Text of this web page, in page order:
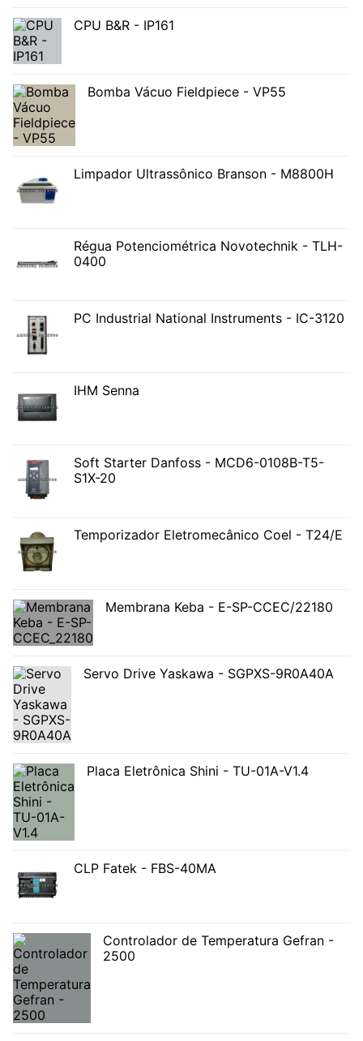
CPU B&R - IP161
Bomba Vácuo Fieldpiece - VP55
Limpador Ultrassônico Branson - M8800H
Régua Potenciométrica Novotechnik - TLH-
0400
PC Industrial National Instruments - IC-3120
IHM Senna
Soft Starter Danfoss - MCD6-0108B-T5-
S1X-20
Temporizador Eletromecânico Coel - T24/E
Membrana Keba - E-SP-CCEC/22180
Servo Drive Yaskawa - SGPXS-9R0A40A
Placa Eletrônica Shini - TU-01A-V1.4
CLP Fatek - FBS-40MA
Controlador de Temperatura Gefran -
2500